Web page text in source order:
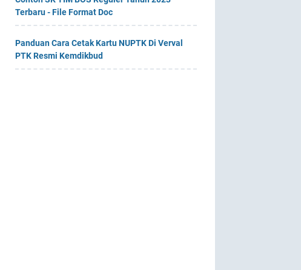
Terbaru - File Format Doc
Panduan Cara Cetak Kartu NUPTK Di Verval
PTK Resmi Kemdikbud